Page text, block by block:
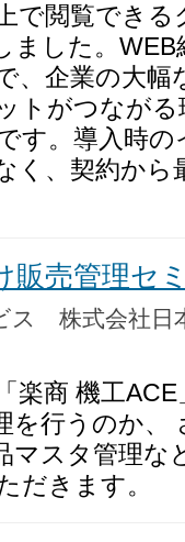
で閲覧でき
ました。
、企業の大
トがつなが
す。導入時
く、契約から
販売管理セ
ス 株式会社
楽商 機工
を行うのか、
マスタ管理な
だきます。